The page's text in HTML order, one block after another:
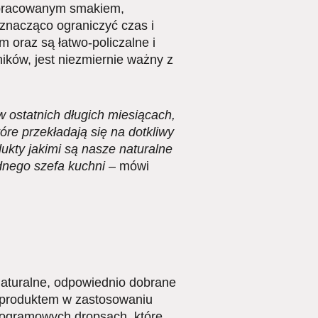
smakiem,
ograniczyć czas i
oraz są łatwo-policzalne i
jest niezmiernie ważny z
długich miesiącach,
przekładają się na dotkliwy
jakimi są nasze naturalne
szefa kuchni– mówi
odpowiednio dobrane
w zastosowaniu